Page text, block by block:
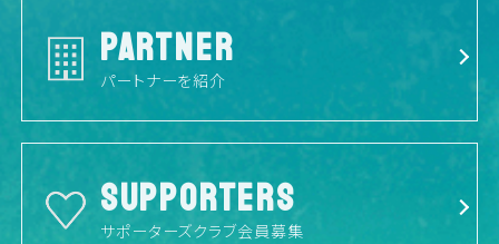
PARTNER
パートナーを紹介
SUPPORTERS
サポーターズクラブ会員募集